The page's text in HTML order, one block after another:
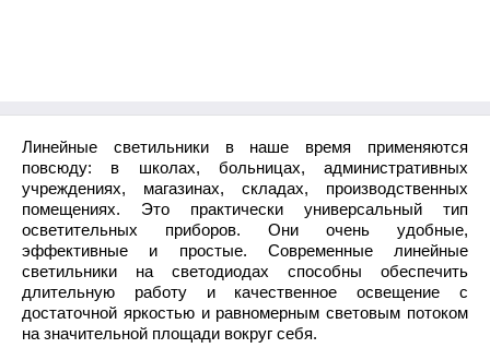
Линейные светильники в наше время применяются
повсюду: в школах, больницах, административных
учреждениях, магазинах, складах, производственных
помещениях. Это практически универсальный тип
осветительных приборов. Они очень удобные,
эффективные и простые. Современные линейные
светильники на светодиодах способны обеспечить
длительную работу и качественное освещение с
достаточной яркостью и равномерным световым потоком
на значительной площади вокруг себя.